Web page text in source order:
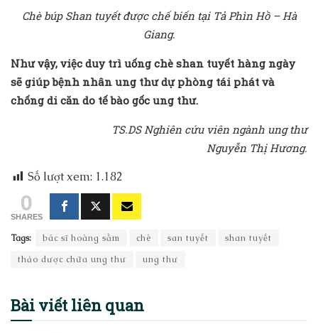
Chè búp Shan tuyết được chế biến tại Tả Phìn Hồ – Hà
Giang.
Như vậy, việc duy trì uống chè shan tuyết hàng ngày
sẽ giúp bệnh nhân ung thư dự phòng tái phát và
chống di căn do tế bào gốc ung thư.
TS.DS Nghiên cứu viên ngành ung thư
Nguyễn Thị Hương.
Số lượt xem: 1.182
0
SHARES
Tags: bác sĩ hoàng sầm chè san tuyết
shan tuyết
thảo dược chữa ung thư
ung thư
Bài viếtliên quan